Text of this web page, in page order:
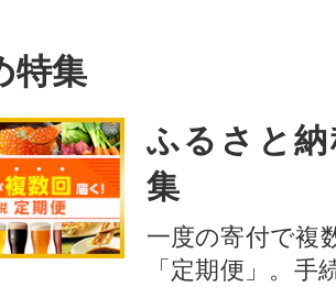
特集
ふるさと
集
一度の寄付で複
「定期便」。